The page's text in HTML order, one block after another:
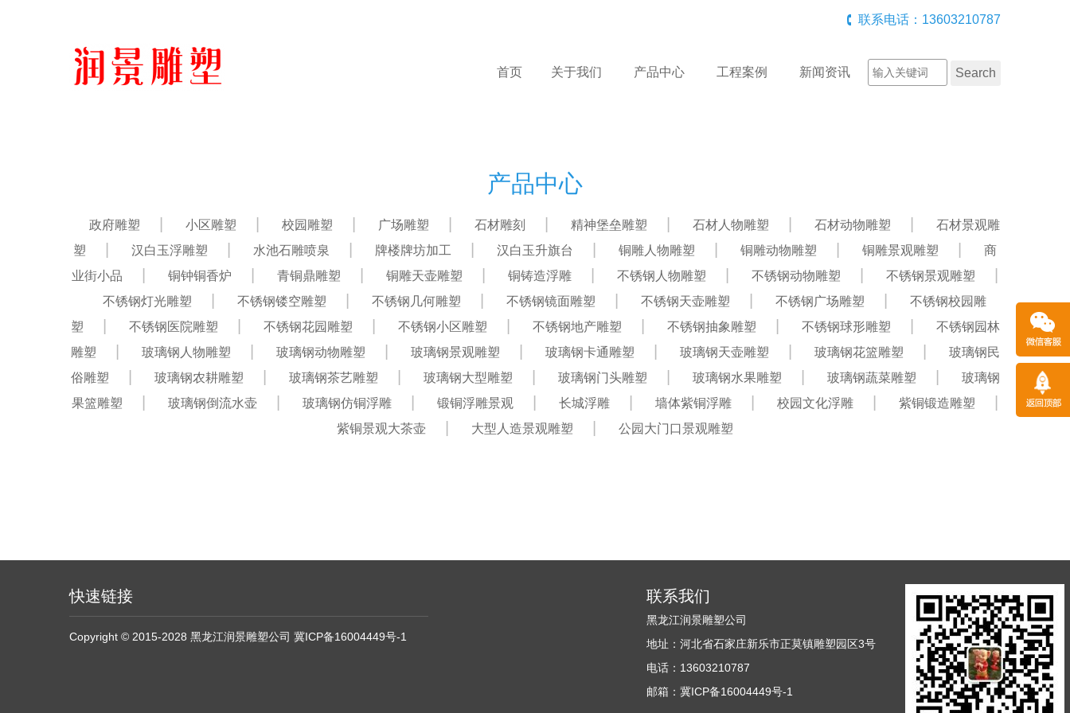
联系电话：13603210787
首页 关于我们 产品中心 工程案例 新闻资讯
产品中心
政府雕塑 小区雕塑 校园雕塑 广场雕塑 石材雕刻 精神堡垒雕塑 石材人物雕塑 石材动物雕塑
石材景观雕
塑
汉白玉浮雕塑 水池石雕喷泉 牌楼牌坊加工 汉白玉升旗台 铜雕人物雕塑 铜雕动物雕塑 铜雕景观雕塑
商
业街小品
铜钟铜香炉 青铜鼎雕塑 铜雕天壶雕塑 铜铸造浮雕 不锈钢人物雕塑 不锈钢动物雕塑
不锈钢景观雕塑
不锈钢灯光雕塑
不锈钢镂空雕塑 不锈钢几何雕塑 不锈钢镜面雕塑 不锈钢天壶雕塑 不锈钢广场雕塑
不锈钢校园雕
塑
不锈钢医院雕塑 不锈钢花园雕塑 不锈钢小区雕塑 不锈钢地产雕塑 不锈钢抽象雕塑 不锈钢球形雕塑
不锈钢园林
雕塑
玻璃钢人物雕塑 玻璃钢动物雕塑 玻璃钢景观雕塑 玻璃钢卡通雕塑 玻璃钢天壶雕塑 玻璃钢花篮雕塑
玻璃钢民
俗雕塑
玻璃钢农耕雕塑 玻璃钢茶艺雕塑 玻璃钢大型雕塑 玻璃钢门头雕塑 玻璃钢水果雕塑 玻璃钢蔬菜雕塑
玻璃钢
果篮雕塑
玻璃钢倒流水壶 玻璃钢仿铜浮雕 锻铜浮雕景观 长城浮雕 墙体紫铜浮雕 校园文化浮雕
紫铜锻造雕塑
紫铜景观大茶壶
大型人造景观雕塑 公园大门口景观雕塑
快速链接
Copyright © 2015-2028 黑龙江润景雕塑公司 冀ICP备16004449号-1
联系我们
黑龙江润景雕塑公司
地址：河北省石家庄新乐市正莫镇雕塑园区3号
电话：13603210787
邮箱：冀ICP备16004449号-1